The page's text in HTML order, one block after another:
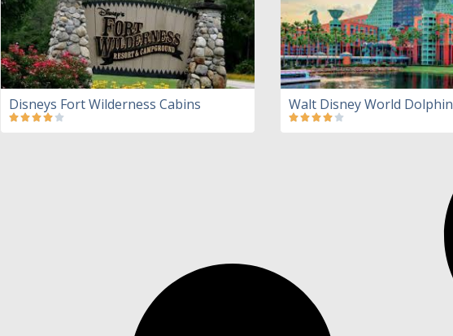
Disneys Fort Wilderness Cabins Walt Disney World Dolphin